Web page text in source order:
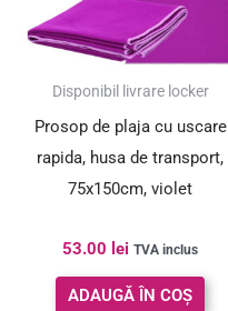
Disponibil livrare locker
Prosop de plaja cu uscare
rapida, husa de transport,
75x150cm, violet
53.00 lei TVA inclus
ADAUGĂ ÎN COȘ